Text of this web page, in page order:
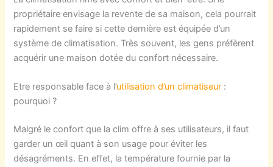
propriétaire envisage la revente de sa maison, cela pourrait
rapidement se faire si cette dernière est équipée d’un
système de climatisation. Très souvent, les gens préfèrent
acquérir une maison dotée du confort nécessaire.
Etre responsable face à l’utilisation d’un climatiseur :
pourquoi ?
Malgré le confort que la clim offre à ses utilisateurs, il faut
garder un œil quant à son usage pour éviter les
désagréments. En effet, la température fournie par la